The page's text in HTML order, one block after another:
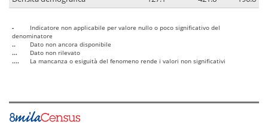
-
Indicatore non applicabile per valore nullo o poco significativo del
denominatore
..
Dato non ancora disponibile
...
Dato non rilevato
....
La mancanza o esiguità del fenomeno rende i valori non significativi